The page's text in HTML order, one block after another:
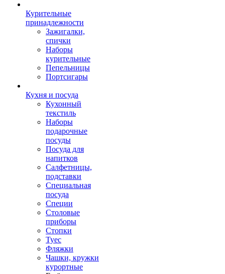
Курительные
принадлежности
Зажигалки,
спички
Наборы
курительные
Пепельницы
Портсигары
Кухня и посуда
Кухонный
текстиль
Наборы
подарочные
посуды
Посуда для
напитков
Салфетницы,
подставки
Специальная
посуда
Специи
Столовые
приборы
Стопки
Туес
Фляжки
Чашки, кружки
курортные